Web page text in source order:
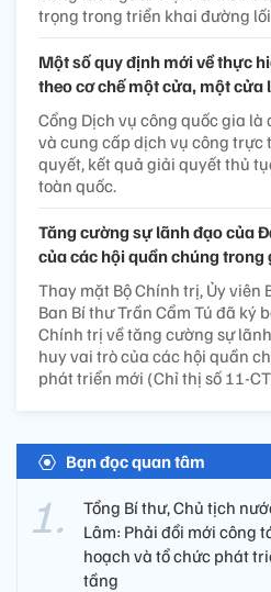
trọng trong triển khai đường
Một số quy định mới về thực
theo cơ chế một cửa, một cửa
Cổng Dịch vụ công quốc gia
và cung cấp dịch vụ công trực
quyết, kết quả giải quyết thủ
toàn quốc.
Tăng cường sự lãnh đạo của
của các hội quần chúng
Thay mặt Bộ Chính trị, Ủy viên
Ban Bí thư Trần Cẩm Tú đã ký
Chính trị về tăng cường sự
huy vai trò của các hội quần
phát triển mới (Chỉ thị số 11-
Bạn đọc quan tâm
Tổng Bí thư, Chủ tịch
Lâm: Phải đổi mới công
hoạch và tổ chức phát
tầng